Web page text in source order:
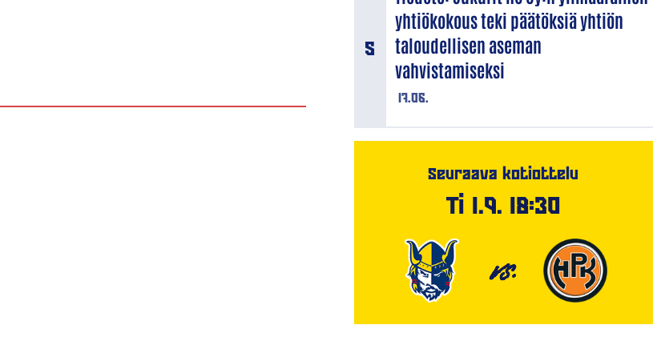
17.06.
yhtiökokous teki päätöksiä yhtiön
taloudellisen aseman
vahvistamiseksi
Seuraava kotiottelu
Ti 1.9. 18:30
VS.